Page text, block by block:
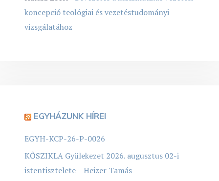
koncepció teológiai és vezetéstudományi
vizsgálatához
EGYHÁZUNK HÍREI
EGYH-KCP-26-P-0026
KŐSZIKLA Gyülekezet 2026. augusztus 02-i
istentisztelete – Heizer Tamás